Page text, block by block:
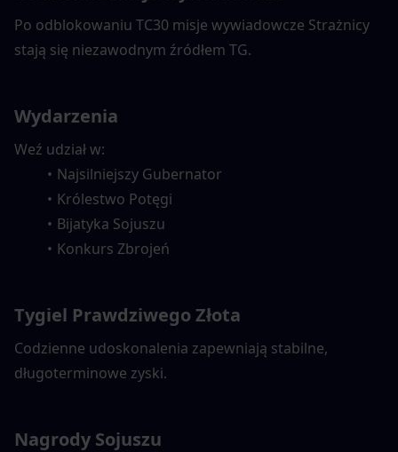
Po odblokowaniu TC30 misje wywiadowcze Strażnicy
stają się niezawodnym źródłem TG.
Wydarzenia
Weź udział w:
Najsilniejszy Gubernator
Królestwo Potęgi
Bijatyka Sojuszu
Konkurs Zbrojeń
Tygiel Prawdziwego Złota
Codzienne udoskonalenia zapewniają stabilne,
długoterminowe zyski.
Nagrody Sojuszu